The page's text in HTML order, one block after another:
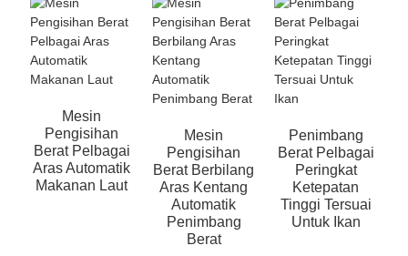
Mesin
Pengisihan
Berat Pelbagai
Aras Automatik
Makanan Laut
Mesin
Pengisihan
Berat Berbilang
Aras Kentang
Automatik
Penimbang
Berat
Penimbang
Berat Pelbagai
Peringkat
Ketepatan
Tinggi Tersuai
Untuk Ikan